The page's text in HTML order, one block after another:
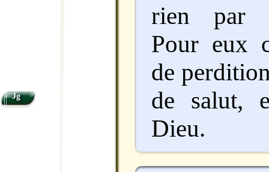
rien par
Pour eux
de
de salut,
Dieu.
Jg